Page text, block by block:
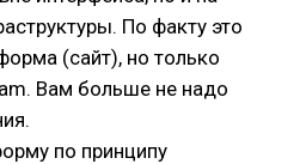
По факту это
(сайт), но только
Вам больше не надо
по принципу